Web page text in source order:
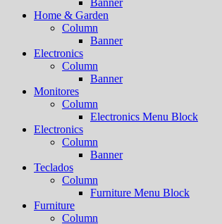
Banner
Home & Garden
Column
Banner
Electronics
Column
Banner
Monitores
Column
Electronics Menu Block
Electronics
Column
Banner
Teclados
Column
Furniture Menu Block
Furniture
Column